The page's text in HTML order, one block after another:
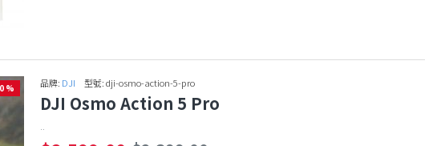
% 品牌: DJI 型號:dji-osmo-action-5-pro
DJI Osmo Action 5 Pro
..